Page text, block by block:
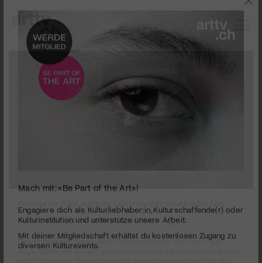
54
seconds
PUBLIZIERT AM 21. SEPTEMBER 2015
Der Schweizer Spiel- und Dokumentarfilm darf sich auf
Augenhöhe mit seinen europäischen Partnern messen. Gleich
Engagiere dich als Kulturliebhaber:in, Kulturschaffende(r) oder
Kulturinstitution und unterstütze unsere Arbeit.
Mit deiner Mitgliedschaft erhältst du kostenlosen Zugang zu